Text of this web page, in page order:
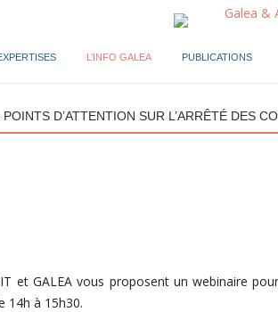
L’INFO GALEA PUBLICATIONS
D’ATTENTION SUR L’ARRÊTÉ DES
et GALEA vous proposent un webinaire
14h à 15h30.